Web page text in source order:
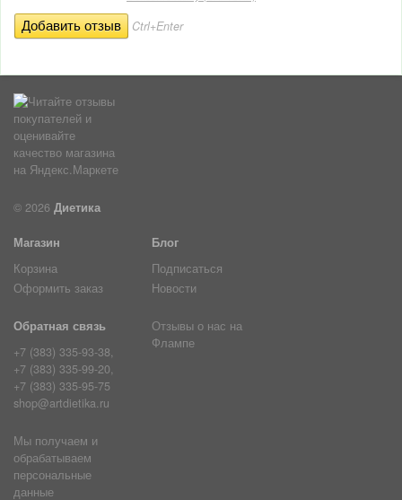
Ctrl+Enter
© 2026 Диетика
Магазин
Корзина
Оформить заказ
Блог
Подписаться
Новости
Обратная связь
+7 (383) 335-93-38,
+7 (383) 335-99-20,
+7 (383) 335-95-75
shop@artdietika.ru
Отзывы о нас на
Флампе
Мы получаем и
обрабатываем
персональные
данные